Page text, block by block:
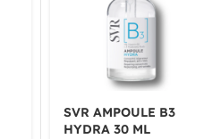
SVR AMPOULE B3
HYDRA 30 ML